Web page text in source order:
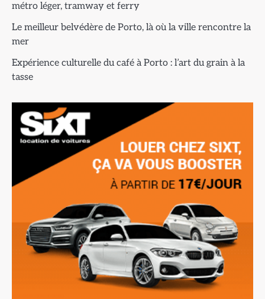
métro léger, tramway et ferry
Le meilleur belvédère de Porto, là où la ville rencontre la
mer
Expérience culturelle du café à Porto : l’art du grain à la
tasse